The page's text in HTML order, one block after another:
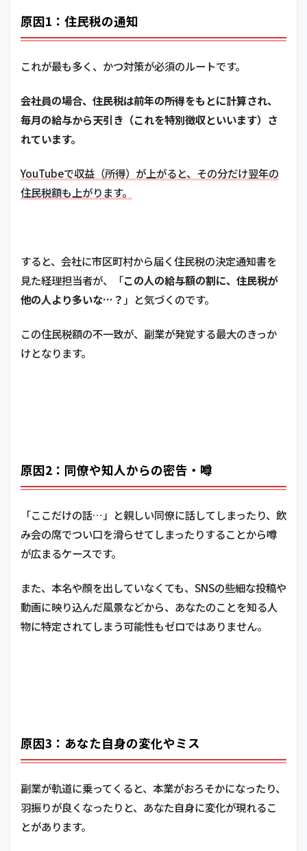
原因1：住民税の通知
これが最も多く、かつ対策が必須のルートです。
会社員の場合、住民税は前年の所得をもとに計算され、
毎月の給与から天引き（これを特別徴収といいます）さ
れています。
YouTubeで収益（所得）が上がると、その分だけ翌年の
住民税額も上がります。
すると、会社に市区町村から届く住民税の決定通知書を
見た経理担当者が、「この人の給与額の割に、住民税が
他の人より多いな…？ 」と気づくのです。
この住民税額の不一致が、副業が発覚する最大のきっか
けとなります。
原因2：同僚や知人からの密告・噂
「ここだけの話…」と親しい同僚に話してしまったり、飲
み会の席でつい口を滑らせてしまったりすることから噂
が広まるケースです。
また、本名や顔を出していなくても、SNSの些細な投稿や
動画に映り込んだ風景などから、あなたのことを知る人
物に特定されてしまう可能性もゼロではありません。
原因3：あなた自身の変化やミス
副業が軌道に乗ってくると、本業がおろそかになったり、
羽振りが良くなったりと、あなた自身に変化が現れるこ
とがあります。